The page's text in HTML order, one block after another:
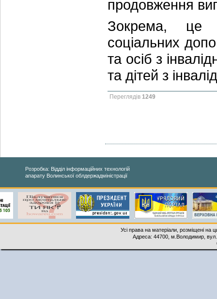
продовження
Зокрема, це
соціальних
та осіб з
та дітей з
Переглядів 1249
Розробка: Відділ інформаційних технологій
апарату Волинської облдержадміністрації
Усі права на матеріали, розміщені на
Адреса: 44700, м.Володимир,